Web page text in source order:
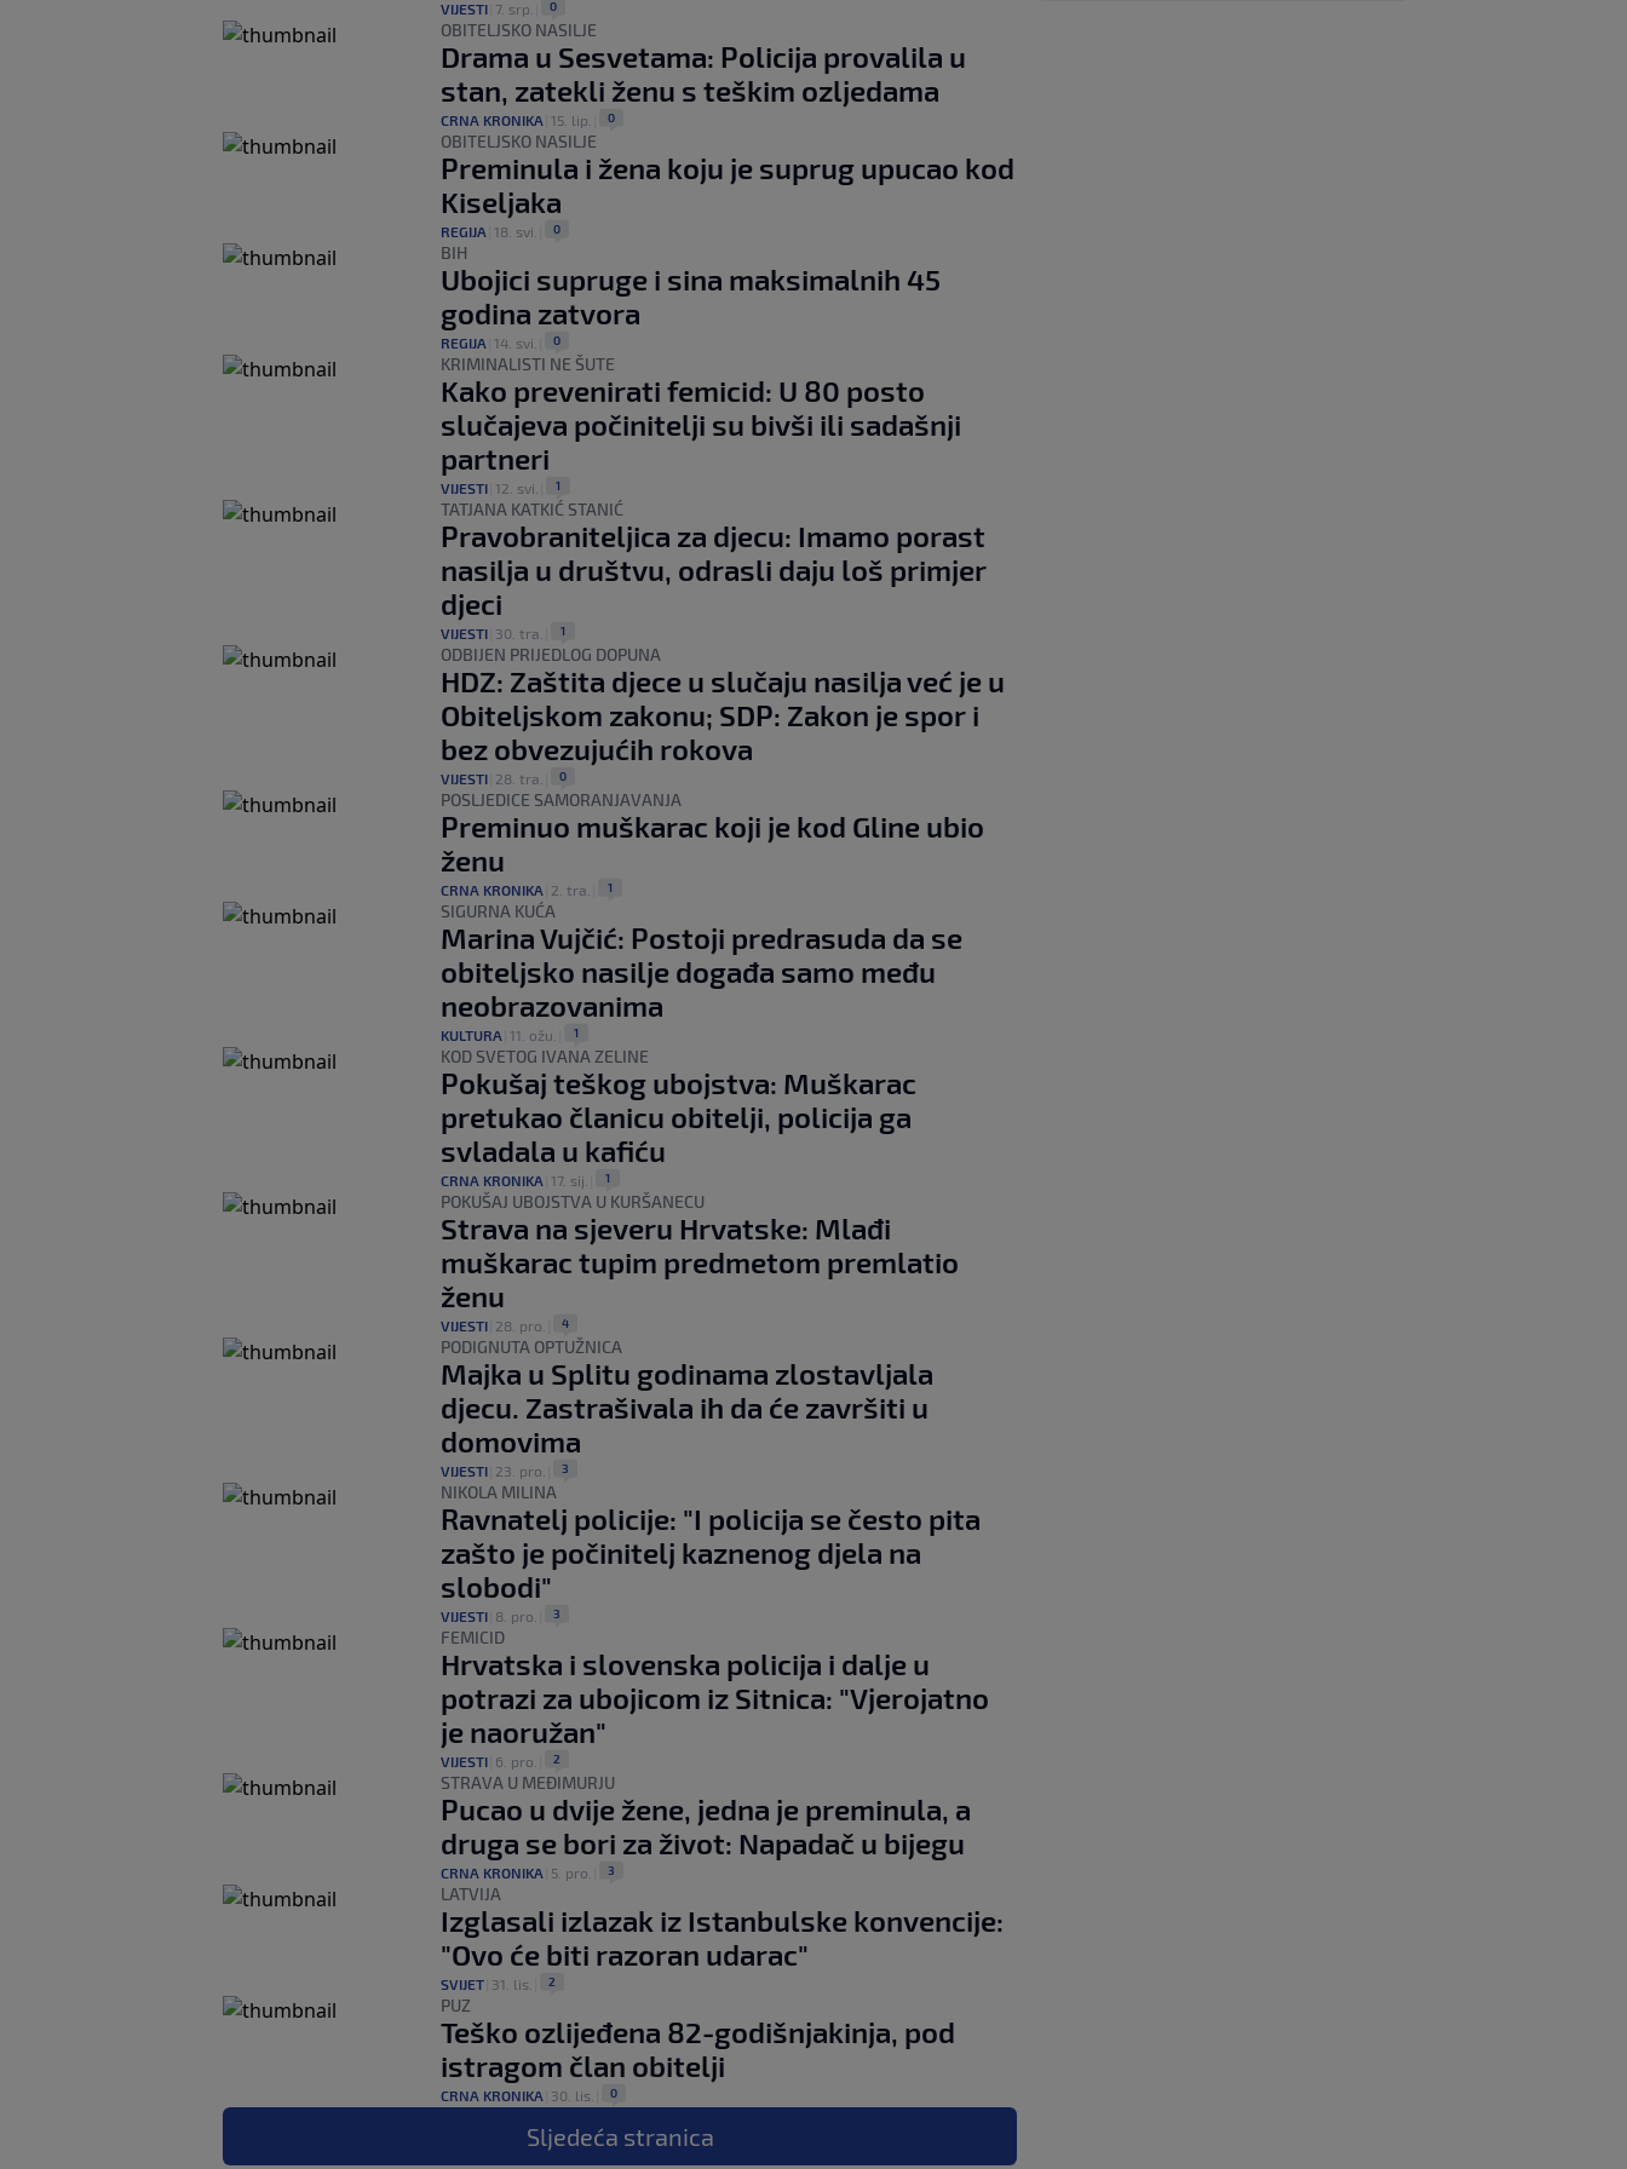
VIJESTI 7. srp. 0
OBITELJSKO NASILJE
Drama u Sesvetama: Policija provalila u
stan, zatekli ženu s teškim ozljedama
CRNA KRONIKA 15. lip. 0
OBITELJSKO NASILJE
Preminula i žena koju je suprug upucao kod
Kiseljaka
REGIJA 18. svi. 0
BIH
Ubojici supruge i sina maksimalnih 45
godina zatvora
REGIJA 14. svi. 0
KRIMINALISTI NE ŠUTE
Kako prevenirati femicid: U 80 posto
slučajeva počinitelji su bivši ili sadašnji
partneri
VIJESTI 12. svi. 1
TATJANA KATKIĆ STANIĆ
Pravobraniteljica za djecu: Imamo porast
nasilja u društvu, odrasli daju loš primjer
djeci
VIJESTI 30. tra. 1
ODBIJEN PRIJEDLOG DOPUNA
HDZ: Zaštita djece u slučaju nasilja već je u
Obiteljskom zakonu; SDP: Zakon je spor i
bez obvezujućih rokova
VIJESTI 28. tra. 0
POSLJEDICE SAMORANJAVANJA
Preminuo muškarac koji je kod Gline ubio
ženu
CRNA KRONIKA 2. tra. 1
SIGURNA KUĆA
Marina Vujčić: Postoji predrasuda da se
obiteljsko nasilje događa samo među
neobrazovanima
KULTURA 11. ožu. 1
KOD SVETOG IVANA ZELINE
Pokušaj teškog ubojstva: Muškarac
pretukao članicu obitelji, policija ga
svladala u kafiću
CRNA KRONIKA 17. sij. 1
POKUŠAJ UBOJSTVA U KURŠANECU
Strava na sjeveru Hrvatske: Mlađi
muškarac tupim predmetom premlatio
ženu
VIJESTI 28. pro. 4
PODIGNUTA OPTUŽNICA
Majka u Splitu godinama zlostavljala
djecu. Zastrašivala ih da će završiti u
domovima
VIJESTI 23. pro. 3
NIKOLA MILINA
Ravnatelj policije: "I policija se često pita
zašto je počinitelj kaznenog djela na
slobodi"
VIJESTI 8. pro. 3
FEMICID
Hrvatska i slovenska policija i dalje u
potrazi za ubojicom iz Sitnica: "Vjerojatno
je naoružan"
VIJESTI 6. pro. 2
STRAVA U MEĐIMURJU
Pucao u dvije žene, jedna je preminula, a
druga se bori za život: Napadač u bijegu
CRNA KRONIKA 5. pro. 3
LATVIJA
Izglasali izlazak iz Istanbulske konvencije:
"Ovo će biti razoran udarac"
SVIJET 31. lis. 2
PUZ
Teško ozlijeđena 82-godišnjakinja, pod
istragom član obitelji
CRNA KRONIKA 30. lis. 0
Sljedeća stranica